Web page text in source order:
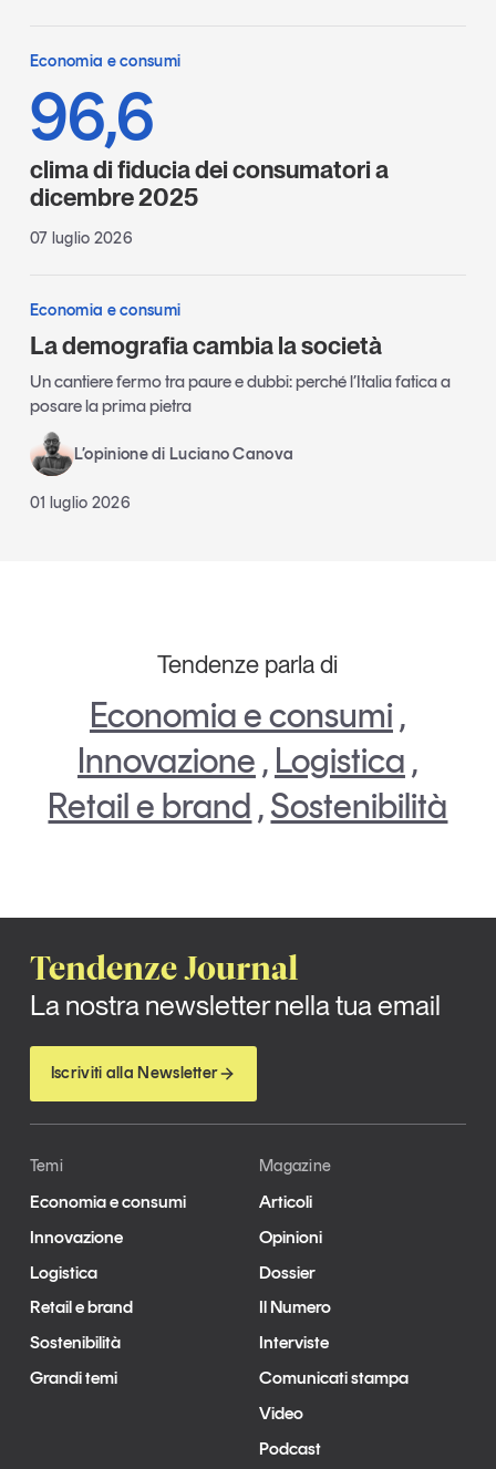
Economia e consumi
96,6
clima di fiducia dei consumatori a
dicembre 2025
07 luglio 2026
Economia e consumi
La demografia cambia la società
Un cantiere fermo tra paure e dubbi: perché l’Italia fatica a
posare la prima pietra
L’opinione di Luciano Canova
01 luglio 2026
Tendenze parla di
Economia e consumi ,
Innovazione , Logistica ,
Retail e brand ,Sostenibilità
Tendenze Journal
La nostra newsletter nella tua email
Iscriviti alla Newsletter
Temi
Economia e consumi
Innovazione
Logistica
Retail e brand
Sostenibilità
Grandi temi
Magazine
Articoli
Opinioni
Dossier
Il Numero
Interviste
Comunicati stampa
Video
Podcast